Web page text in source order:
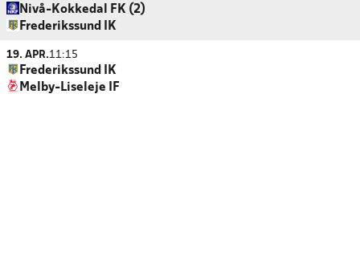
Nivå-Kokkedal FK (2)
Frederikssund IK
19. APR.11:15
Frederikssund IK
Melby-Liseleje IF